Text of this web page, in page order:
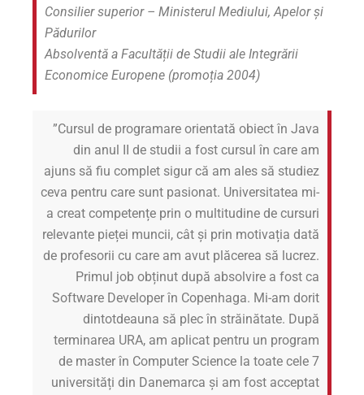
Consilier superior – Ministerul Mediului, Apelor și
Pădurilor
Absolventă a Facultății de Studii ale Integrării
Economice Europene (promoția 2004)
”Cursul de programare orientată obiect în Java
din anul II de studii a fost cursul în care am
ajuns să fiu complet sigur că am ales să studiez
ceva pentru care sunt pasionat. Universitatea mi-
a creat competențe prin o multitudine de cursuri
relevante pieței muncii, cât și prin motivația dată
de profesorii cu care am avut plăcerea să lucrez.
Primul job obținut după absolvire a fost ca
Software Developer în Copenhaga. Mi-am dorit
dintotdeauna să plec în străinătate. După
terminarea URA, am aplicat pentru un program
de master în Computer Science la toate cele 7
universități din Danemarca și am fost acceptat